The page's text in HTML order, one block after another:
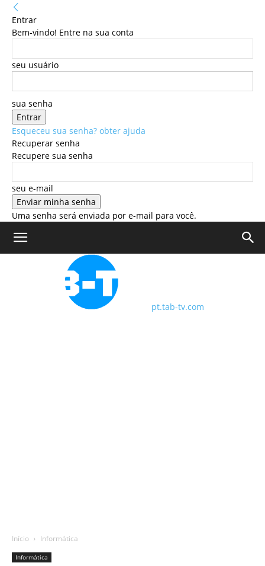
Entrar
Bem-vindo! Entre na sua conta
seu usuário
sua senha
Esqueceu sua senha? obter ajuda
Recuperar senha
Recupere sua senha
seu e-mail
Uma senha será enviada por e-mail para você.
pt.tab-tv.com
Início Informática
Informática